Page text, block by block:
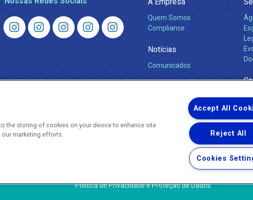
A Empresa
Quem Somos
Compliance
Notícias
Comunicados
Copyright © 2026 - Todos os Direitos Reservados.
Política de Privacidade e Proteção de Dados
the storing of cookies on your device to enhance site
marketing efforts.
Accept All
Reject All
Cookies